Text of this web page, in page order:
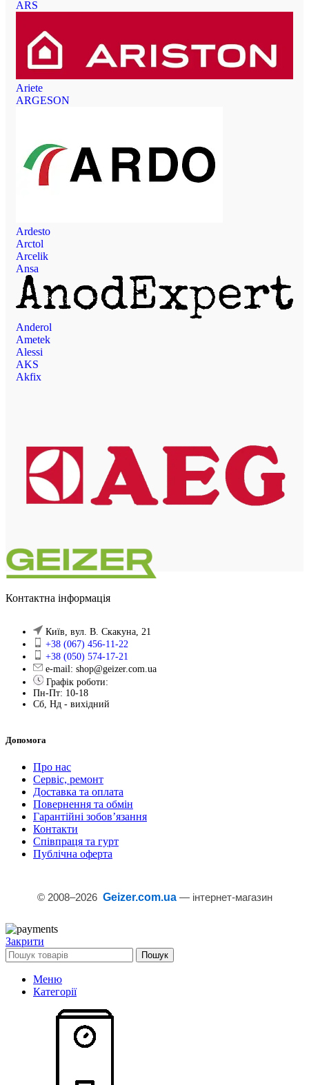
ARS
Ariete
ARGESON
Ardesto
Arctol
Arcelik
Ansa
Anderol
Ametek
Alessi
AKS
Akfix
Контактна інформація
Київ, вул. В. Скакуна, 21
+38 (067) 456-11-22
+38 (050) 574-17-21
e-mail: shop@geizer.com.ua
Графік роботи:
Пн-Пт: 10-18
Сб, Нд - вихідний
Допомога
Про нас
Сервіс, ремонт
Доставка та оплата
Повернення та обмін
Гарантійні зобов’язання
Контакти
Співпраця та гурт
Публічна оферта
© 2008–2026 Geizer.com.ua— інтернет-магазин
Закрити
Пошук
Меню
Категорії